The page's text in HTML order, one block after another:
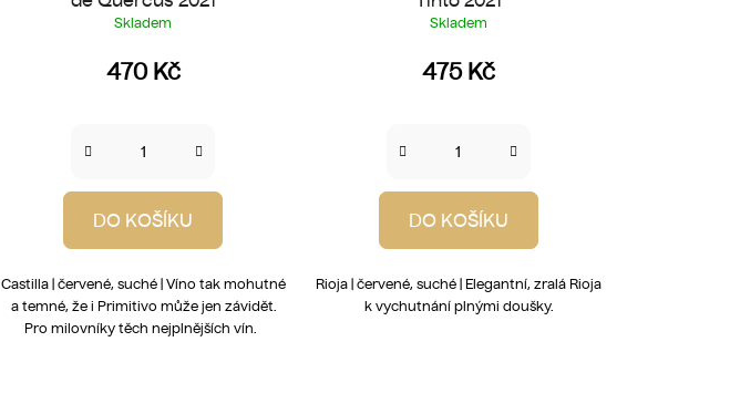
Skladem
470 Kč
DO KOŠÍKU
Castilla | červené, suché | Víno tak mohutné
a temné, že i Primitivo může jen závidět.
Pro milovníky těch nejplnějších vín.
Skladem
475 Kč
DO KOŠÍKU
Rioja | červené, suché | Elegantní, zralá Rioja
k vychutnání plnými doušky.